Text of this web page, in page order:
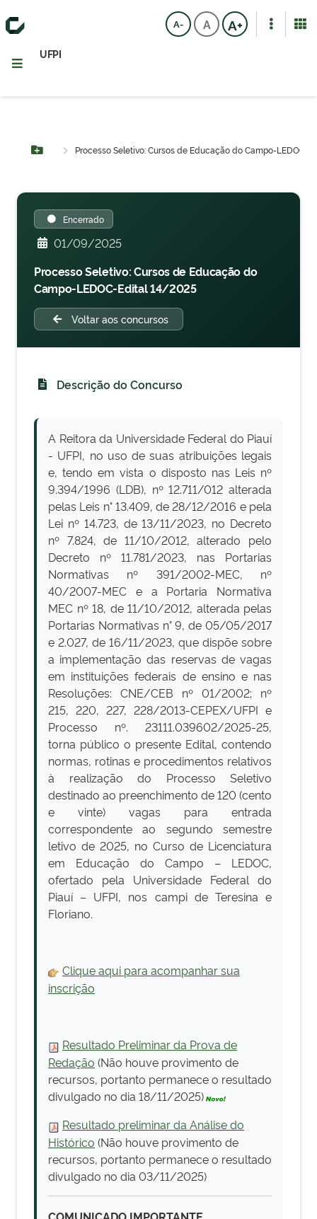
A- A A+
UFPI
Botão MenuProcesso Seletivo: Cursos de Educação do Campo-LEDOC-
Encerrado
01/09/2025
Processo Seletivo: Cursos de Educação do
Campo-LEDOC-Edital 14/2025
Voltar aos concursos
Descrição do Concurso
A Reitora da Universidade Federal do Piauí
- UFPI, no uso de suas atribuições legais
e, tendo em vista o disposto nas Leis nº
9.394/1996 (LDB), nº 12.711/012 alterada
pelas Leis n° 13.409, de 28/12/2016 e pela
Lei nº 14.723, de 13/11/2023, no Decreto
nº 7.824, de 11/10/2012, alterado pelo
Decreto nº 11.781/2023, nas Portarias
Normativas nº 391/2002-MEC, nº
40/2007-MEC e a Portaria Normativa
MEC nº 18, de 11/10/2012, alterada pelas
Portarias Normativas n° 9, de 05/05/2017
e 2.027, de 16/11/2023, que dispõe sobre
a implementação das reservas de vagas
em instituições federais de ensino e nas
Resoluções: CNE/CEB nº 01/2002; nº
215, 220, 227, 228/2013-CEPEX/UFPI e
Processo nº. 23111.039602/2025-25,
torna público o presente Edital, contendo
normas, rotinas e procedimentos relativos
à realização do Processo Seletivo
destinado ao preenchimento de 120 (cento
e vinte) vagas para entrada
correspondente ao segundo semestre
letivo de 2025, no Curso de Licenciatura
em Educação do Campo – LEDOC,
ofertado pela Universidade Federal do
Piauí – UFPI, nos campi de Teresina e
Floriano.
Clique aqui para acompanhar sua
inscrição
Resultado Preliminar da Prova de
Redação (Não houve provimento de
recursos, portanto permanece o resultado
divulgado no dia 18/11/2025)
Resultado preliminar da Análise do
Histórico (Não houve provimento de
recursos, portanto permanece o resultado
divulgado no dia 03/11/2025)